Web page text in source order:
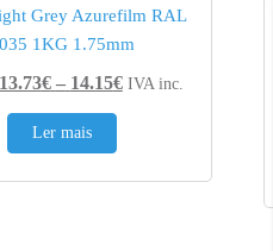
Grey Azurefilm RAL
1KG 1.75mm
13.73€ – 14.15€Price range:
IVA inc.
Ler mais